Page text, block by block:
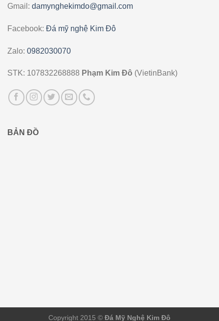
Gmail: damynghekimdo@gmail.com
Facebook: Đá mỹ nghệ Kim Đô
Zalo: 0982030070
STK: 107832268888 Phạm Kim Đô (VietinBank)
BẢN ĐỒ
Copyright 2015 © Đá Mỹ Nghệ Kim Đô